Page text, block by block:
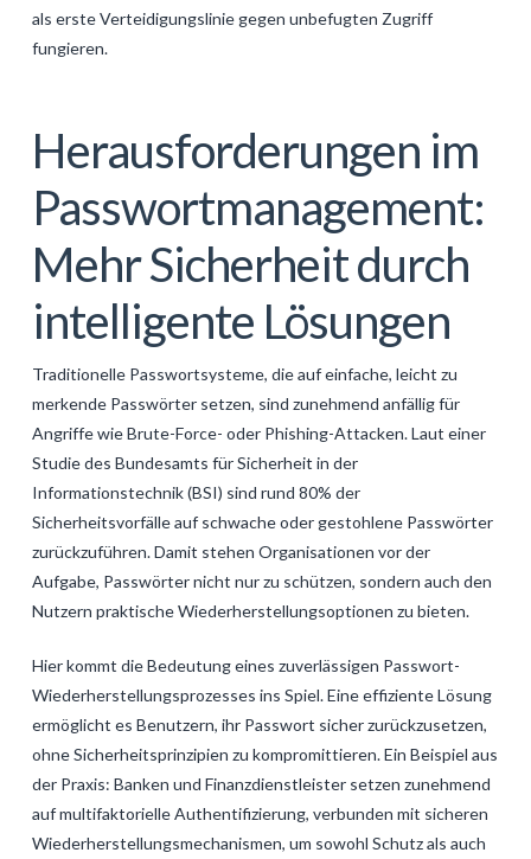
als erste Verteidigungslinie gegen unbefugten Zugriff
fungieren.
Herausforderungen im
Passwortmanagement:
Mehr Sicherheit durch
intelligente Lösungen
Traditionelle Passwortsysteme, die auf einfache, leicht zu
merkende Passwörter setzen, sind zunehmend anfällig für
Angriffe wie Brute-Force- oder Phishing-Attacken. Laut einer
Studie des Bundesamts für Sicherheit in der
Informationstechnik (BSI) sind rund 80% der
Sicherheitsvorfälle auf schwache oder gestohlene Passwörter
zurückzuführen. Damit stehen Organisationen vor der
Aufgabe, Passwörter nicht nur zu schützen, sondern auch den
Nutzern praktische Wiederherstellungsoptionen zu bieten.
Hier kommt die Bedeutung eines zuverlässigen Passwort-
Wiederherstellungsprozesses ins Spiel. Eine effiziente Lösung
ermöglicht es Benutzern, ihr Passwort sicher zurückzusetzen,
ohne Sicherheitsprinzipien zu kompromittieren. Ein Beispiel aus
der Praxis: Banken und Finanzdienstleister setzen zunehmend
auf multifaktorielle Authentifizierung, verbunden mit sicheren
Wiederherstellungsmechanismen, um sowohl Schutz als auch